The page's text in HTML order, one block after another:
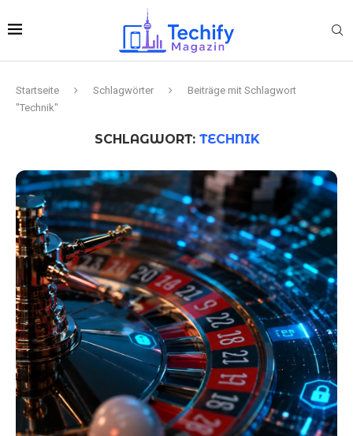
Startseite Schlagwörter
Beiträge mit Schlagwort
"Technik"
SCHLAGWORT: TECHNIK